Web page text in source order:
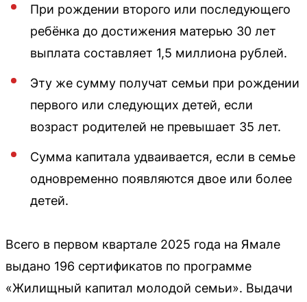
При рождении второго или последующего
ребёнка до достижения матерью 30 лет
выплата составляет 1,5 миллиона рублей.
Эту же сумму получат семьи при рождении
первого или следующих детей, если
возраст родителей не превышает 35 лет.
Сумма капитала удваивается, если в семье
одновременно появляются двое или более
детей.
Всего в первом квартале 2025 года на Ямале
выдано 196 сертификатов по программе
«Жилищный капитал молодой семьи». Выдачи